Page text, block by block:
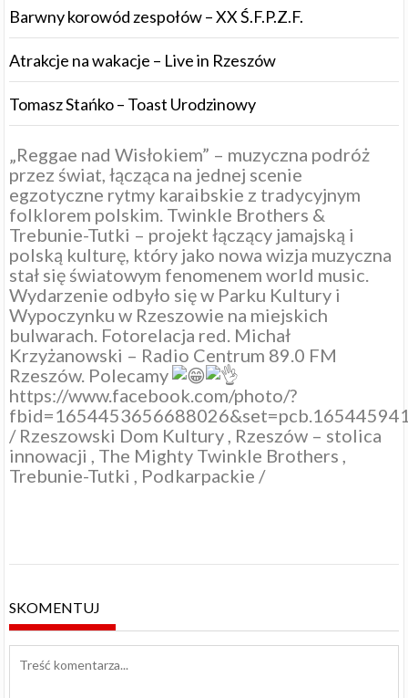
Barwny korowód zespołów – XX Ś.F.P.Z.F.
Atrakcje na wakacje – Live in Rzeszów
Tomasz Stańko – Toast Urodzinowy
„Reggae nad Wisłokiem” – muzyczna podróż
przez świat, łącząca na jednej scenie
egzotyczne rytmy karaibskie z tradycyjnym
folklorem polskim. Twinkle Brothers &
Trebunie-Tutki – projekt łączący jamajską i
polską kulturę, który jako nowa wizja muzyczna
stał się światowym fenomenem world music.
Wydarzenie odbyło się w Parku Kultury i
Wypoczynku w Rzeszowie na miejskich
bulwarach. Fotorelacja red. Michał
Krzyżanowski – Radio Centrum 89.0 FM
Rzeszów. Polecamy
https://www.facebook.com/photo/?
/ Rzeszowski Dom Kultury, Rzeszów – stolica
innowacji , The Mighty Twinkle Brothers ,
Trebunie-Tutki , Podkarpackie /
SKOMENTUJ